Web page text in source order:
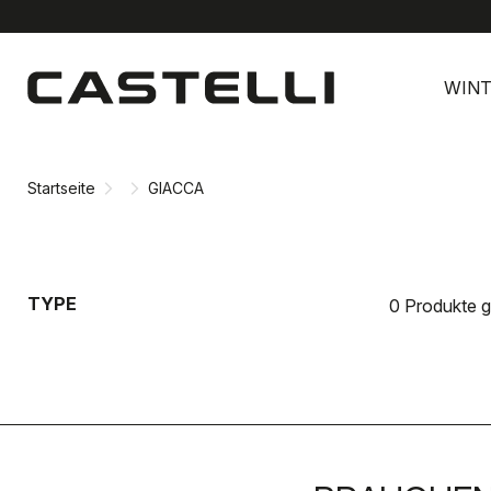
Inhalt
springen
Navigation
springen
Startseite GIACCA
TYPE 0 Produkte